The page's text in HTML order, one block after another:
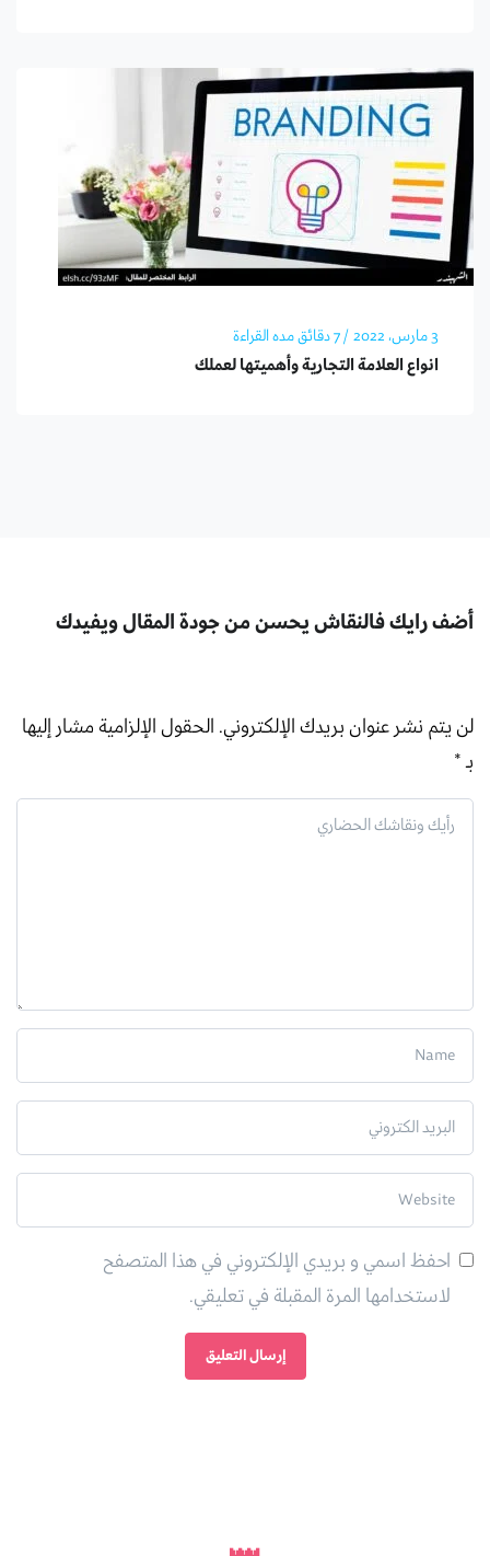
3 مارس، 2022 / 7 دقائق مده القراءة
انواع العلامة التجارية وأهميتها لعملك
أضف رايك فالنقاش يحسن من جودة المقال ويفيدك
لن يتم نشر عنوان بريدك الإلكتروني. الحقول الإلزامية مشار إليها
بـ*
احفظ اسمي و بريدي الإلكتروني في هذا المتصفح
لاستخدامها المرة المقبلة في تعليقي.